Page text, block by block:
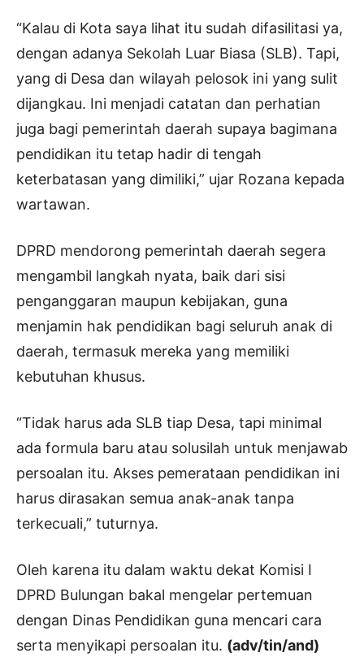
“Kalau di Kota saya lihat itu sudah difasilitasi ya,
dengan adanya Sekolah Luar Biasa (SLB). Tapi,
yang di Desa dan wilayah pelosok ini yang sulit
dijangkau. Ini menjadi catatan dan perhatian
juga bagi pemerintah daerah supaya bagimana
pendidikan itu tetap hadir di tengah
keterbatasan yang dimiliki,” ujar Rozana kepada
wartawan.
DPRD mendorong pemerintah daerah segera
mengambil langkah nyata, baik dari sisi
penganggaran maupun kebijakan, guna
menjamin hak pendidikan bagi seluruh anak di
daerah, termasuk mereka yang memiliki
kebutuhan khusus.
“Tidak harus ada SLB tiap Desa, tapi minimal
ada formula baru atau solusilah untuk menjawab
persoalan itu. Akses pemerataan pendidikan ini
harus dirasakan semua anak-anak tanpa
terkecuali,” tuturnya.
Oleh karena itu dalam waktu dekat Komisi I
DPRD Bulungan bakal mengelar pertemuan
dengan Dinas Pendidikan guna mencari cara
serta menyikapi persoalan itu. (adv/tin/and)